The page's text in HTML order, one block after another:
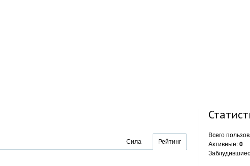
Сила Рейтинг
Всего
Активные:0